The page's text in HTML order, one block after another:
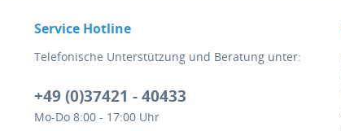
Service Hotline
Telefonische Unterstützung und Beratung unter:
+49 (0)37421 - 40433
Mo-Do 8:00 - 17:00 Uhr